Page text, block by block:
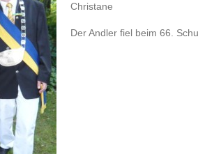
Christane
Der Andler fiel beim 66.